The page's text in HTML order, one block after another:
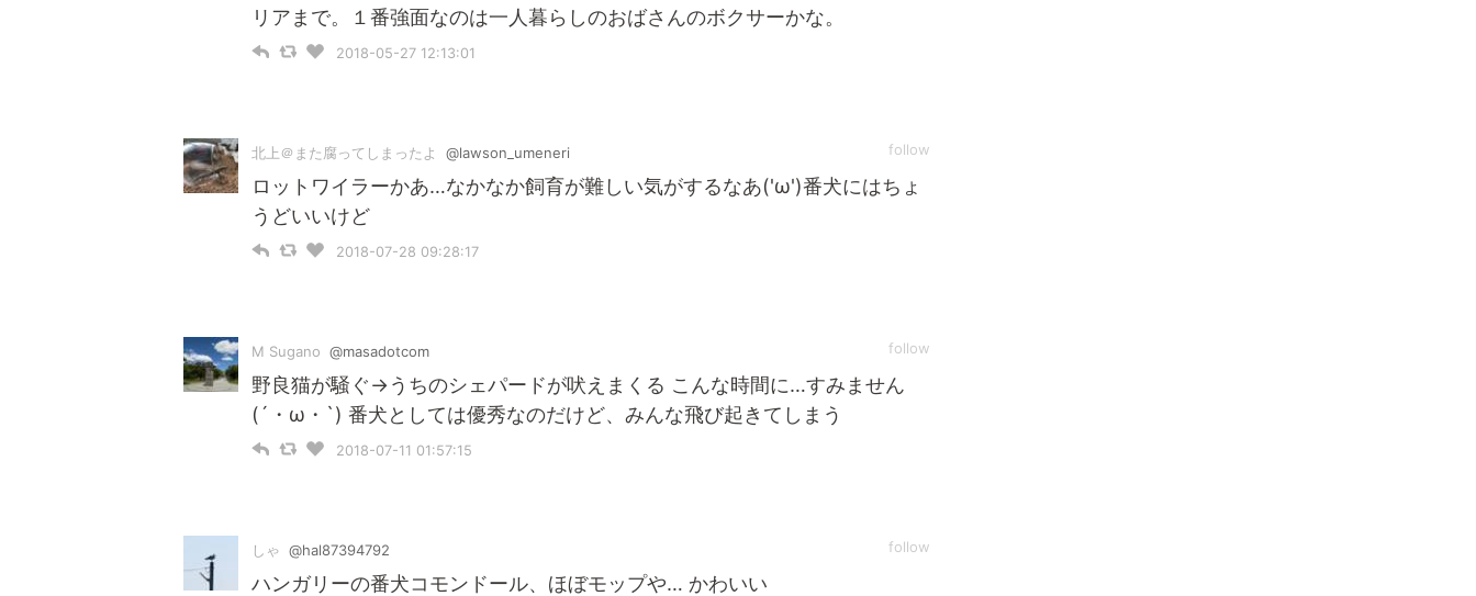
リアまで。１番強面なのは一人暮らしのおばさんのボクサーかな。
2018-05-27 12:13:01
北上＠また腐ってしまったよ @lawson_umeneri follow
ロットワイラーかあ…なかなか飼育が難しい気がするなあ('ω')番犬にはちょ
うどいいけど
2018-07-28 09:28:17
M Sugano @masadotcom follow
野良猫が騒ぐ→うちのシェパードが吠えまくる こんな時間に…すみません
(´・ω・`) 番犬としては優秀なのだけど、みんな飛び起きてしまう
2018-07-11 01:57:15
しゃ @hal87394792 follow
ハンガリーの番犬コモンドール、ほぼモップや… かわいい